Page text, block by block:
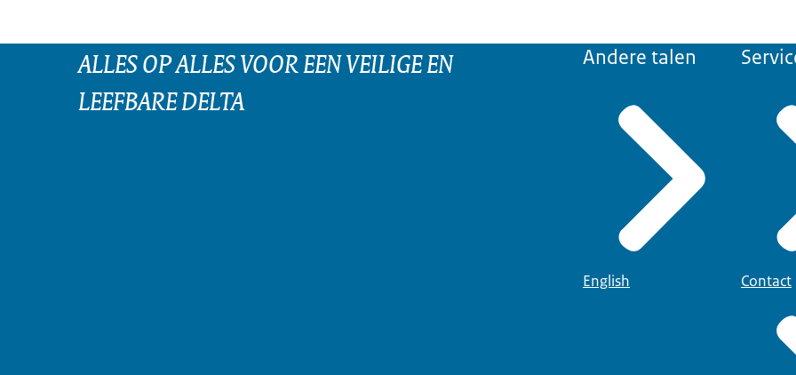
ALLES OP ALLES VOOR EEN VEILIGE EN
LEEFBARE DELTA
Andere talen
English Contact